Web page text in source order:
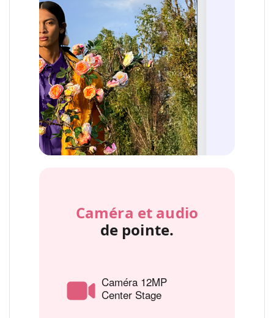
Caméra et audio
de pointe.
Caméra 12MP
Center Stage